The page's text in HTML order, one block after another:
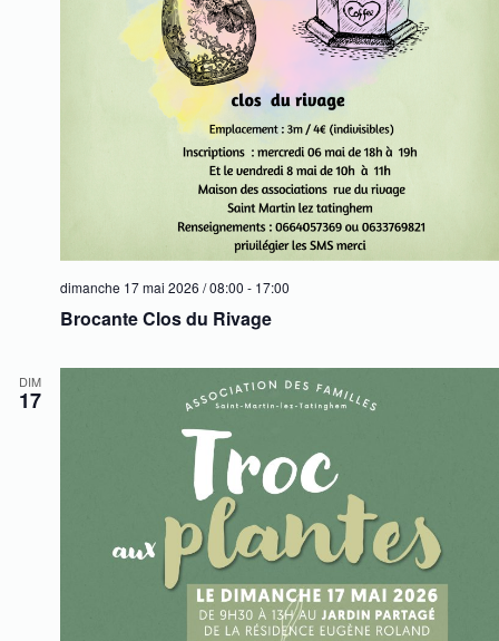
Brocante Clos du Rivage
dimanche 17 mai 2026 / 08:00 - 17:00
DIM
17